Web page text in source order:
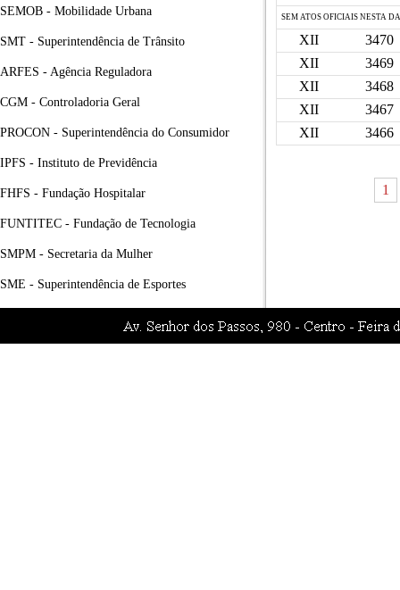
SEMOB - Mobilidade Urbana
SMT - Superintendência de Trânsito
ARFES - Agência Reguladora
CGM - Controladoria Geral
PROCON - Superintendência do Consumidor
IPFS - Instituto de Previdência
FHFS - Fundação Hospitalar
FUNTITEC - Fundação de Tecnologia
SMPM - Secretaria da Mulher
SME - Superintendência de Esportes
SEM ATOS OFICIAIS NESTA
XII
3470
XII
3469
XII
3468
XII
3467
XII
3466
1